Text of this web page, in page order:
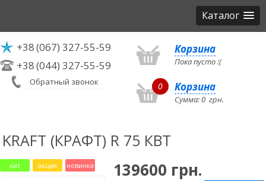
Каталог
+38(067) 327-55-59
+38(044) 327-55-59
Обратный звонок
Корзина
Пока пусто :(
0 Корзина
Сумма:0 грн.
KRAFT (КРАФТ) R 75 КВТ
хит акция новинка 139600 грн.